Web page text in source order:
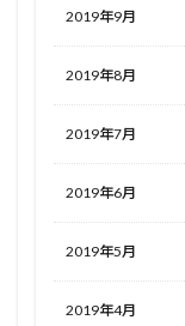
2019年9月
2019年8月
2019年7月
2019年6月
2019年5月
2019年4月